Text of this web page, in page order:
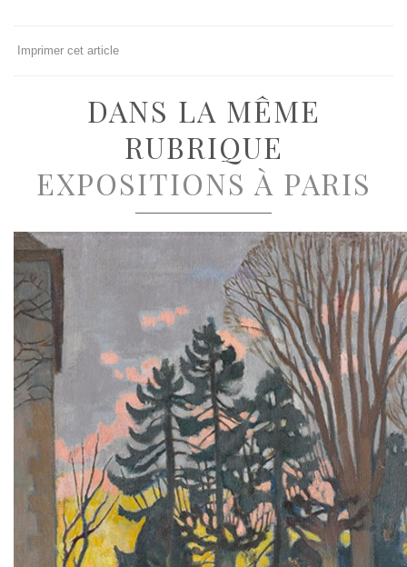
Imprimer cet article
DANS LA MÊME
RUBRIQUE
EXPOSITIONS À PARIS